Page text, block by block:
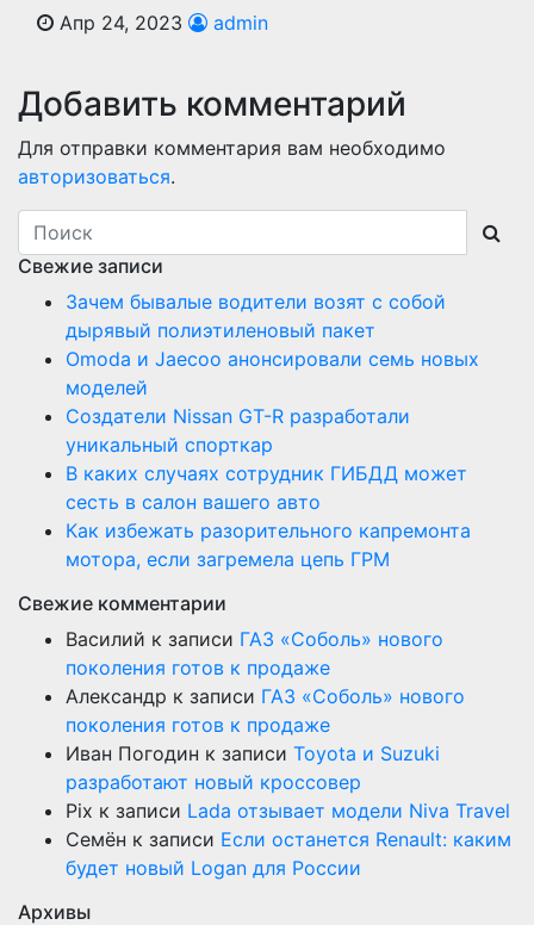
Апр 24, 2023 admin
Добавить комментарий
Для отправки комментария вам необходимо
авторизоваться.
Свежие записи
Зачем бывалые водители возят с собой
дырявый полиэтиленовый пакет
Оmoda и Jaecoo анонсировали семь новых
моделей
Создатели Nissan GT-R разработали
уникальный спорткар
В каких случаях сотрудник ГИБДД может
сесть в салон вашего авто
Как избежать разорительного капремонта
мотора, если загремела цепь ГРМ
Свежие комментарии
Василий к записи ГАЗ «Соболь» нового
поколения готов к продаже
Александр к записи ГАЗ «Соболь» нового
поколения готов к продаже
Иван Погодин к записи Toyota и Suzuki
разработают новый кроссовер
Pix к записи Lada отзывает модели Niva Travel
Семён к записи Если останется Renault: каким
будет новый Logan для России
Архивы